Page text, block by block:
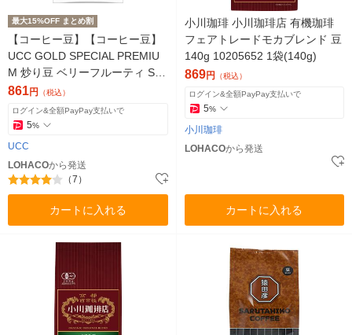
最大15%OFF まとめ割
【コーヒー豆】【コーヒー豆】
UCC GOLD SPECIAL PREMIU
M 炒り豆 ベリーフルーティ SA
P 140g
861円 （税込）
ログイン&全額PayPay支払いで
5%
UCC
LOHACOから発送
（7）
カートに入れる
小川珈琲 小川珈琲店 有機珈琲
フェアトレードモカブレンド 豆
140g 10205652 1袋(140g)
869円 （税込）
ログイン&全額PayPay支払いで
5%
小川珈琲
LOHACOから発送
カートに入れる